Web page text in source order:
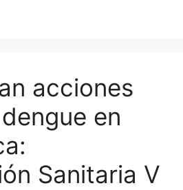
acciones
en
Sanitaria V